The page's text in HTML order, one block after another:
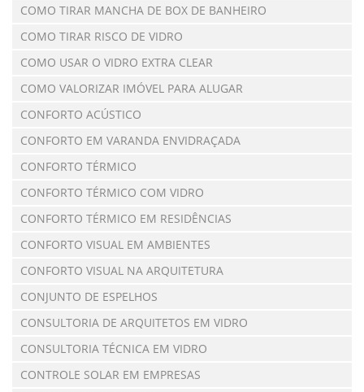
COMO TIRAR MANCHA DE BOX DE BANHEIRO
COMO TIRAR RISCO DE VIDRO
COMO USAR O VIDRO EXTRA CLEAR
COMO VALORIZAR IMÓVEL PARA ALUGAR
CONFORTO ACÚSTICO
CONFORTO EM VARANDA ENVIDRAÇADA
CONFORTO TÉRMICO
CONFORTO TÉRMICO COM VIDRO
CONFORTO TÉRMICO EM RESIDÊNCIAS
CONFORTO VISUAL EM AMBIENTES
CONFORTO VISUAL NA ARQUITETURA
CONJUNTO DE ESPELHOS
CONSULTORIA DE ARQUITETOS EM VIDRO
CONSULTORIA TÉCNICA EM VIDRO
CONTROLE SOLAR EM EMPRESAS